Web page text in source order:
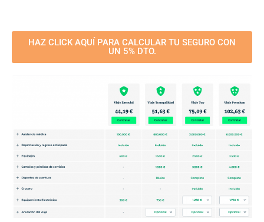
HAZ CLICK AQUÍ PARA CALCULAR TU SEGURO CON
UN 5% DTO.